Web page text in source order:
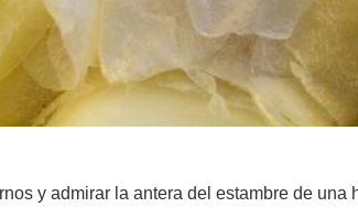
y admirar la antera del estambre de una